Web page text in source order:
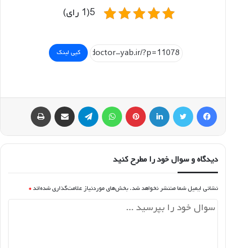
5(1 رای)
کپی لینک
فیسبوک توییتر لینکداین پینتریست تلگرام اشتراک گذاری با ایمیل
دیدگاه و سوال خود را مطرح کنید
نشانی ایمیل شما منتشر نخواهد شد. بخش‌های موردنیاز علامت‌گذاری شده‌اند *